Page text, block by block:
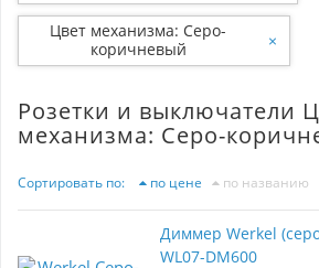
Цвет механизма: Серо-
коричневый
×
Розетки и выключатели
механизма: Серо-
Сортировать по: по цене по названию
Диммер Werkel
WL07-DM600